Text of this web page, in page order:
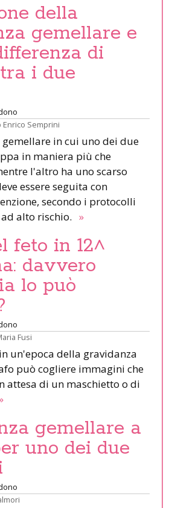
della
gemellare e
di
i due
Semprini
in cui uno dei due
in maniera più che
l'altro ha uno scarso
essere seguita con
secondo i protocolli
alto rischio. »
feto in 12^
davvero
lo può
Fusi
un'epoca della gravidanza
può cogliere immagini che
attesa di un maschietto o di
gemellare a
uno dei due